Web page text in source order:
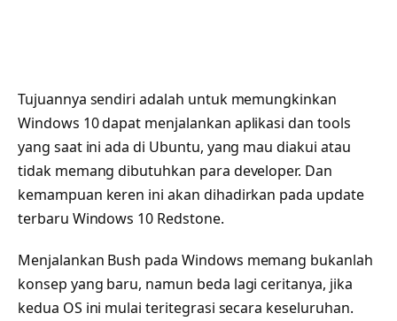
Tujuannya sendiri adalah untuk memungkinkan
Windows 10 dapat menjalankan aplikasi dan tools
yang saat ini ada di Ubuntu, yang mau diakui atau
tidak memang dibutuhkan para developer. Dan
kemampuan keren ini akan dihadirkan pada update
terbaru Windows 10 Redstone.
Menjalankan Bush pada Windows memang bukanlah
konsep yang baru, namun beda lagi ceritanya, jika
kedua OS ini mulai teritegrasi secara keseluruhan.